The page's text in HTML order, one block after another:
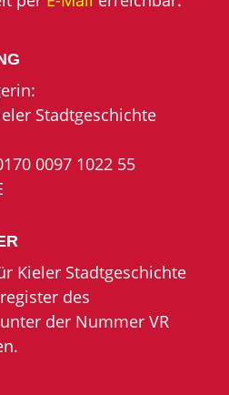
Stadtgeschichte
0097 1022 55
Kieler Stadtgeschichte
des
der Nummer VR